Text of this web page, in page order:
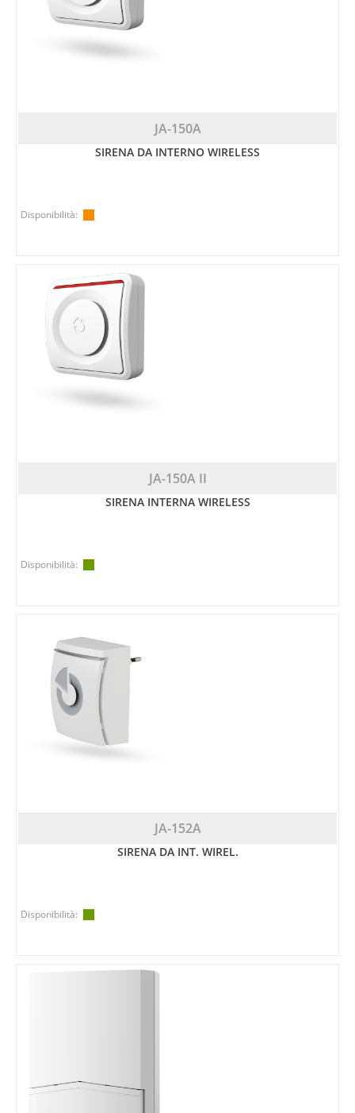
JA-150A
SIRENA DA INTERNO WIRELESS
Disponibilità:
JA-150A II
SIRENA INTERNA WIRELESS
Disponibilità:
JA-152A
SIRENA DA INT. WIREL.
Disponibilità: